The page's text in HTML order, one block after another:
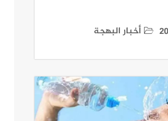
أخبار البهجة